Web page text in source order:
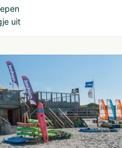
uit